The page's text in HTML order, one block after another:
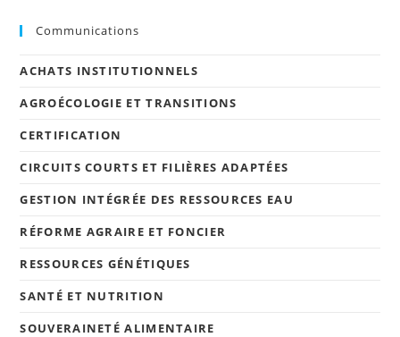
Communications
ACHATS INSTITUTIONNELS
AGROÉCOLOGIE ET TRANSITIONS
CERTIFICATION
CIRCUITS COURTS ET FILIÈRES ADAPTÉES
GESTION INTÉGRÉE DES RESSOURCES EAU
RÉFORME AGRAIRE ET FONCIER
RESSOURCES GÉNÉTIQUES
SANTÉ ET NUTRITION
SOUVERAINETÉ ALIMENTAIRE